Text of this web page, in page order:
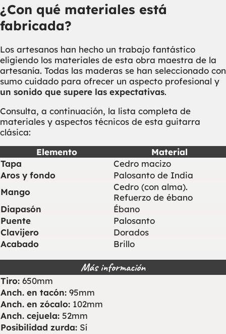
¿Con qué materiales está
fabricada?
Los artesanos han hecho un trabajo fantástico
eligiendo los materiales de esta obra maestra de la
artesanía. Todas las maderas se han seleccionado con
sumo cuidado para ofrecer un aspecto profesional y
un sonido que supere las expectativas.
Consulta, a continuación, la lista completa de
materiales y aspectos técnicos de esta guitarra
clásica:
Elemento
Material
Tapa
Cedro macizo
Aros y fondo
Palosanto de India
Mango
Cedro (con alma).
Refuerzo de ébano
Diapasón
Ébano
Puente
Palosanto
Clavijero
Dorados
Acabado
Brillo
Más información
Tiro: 650mm
Anch. en tacón: 95mm
Anch. en zócalo: 102mm
Anch. cejuela: 52mm
Posibilidad zurda: Sí